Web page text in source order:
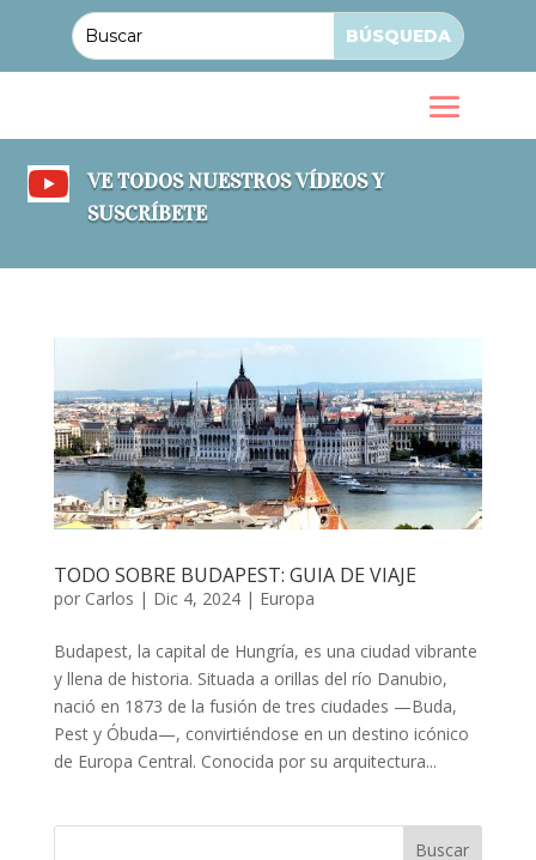

VE TODOS NUESTROS VÍDEOS Y
SUSCRÍBETE
TODO SOBRE BUDAPEST: GUIA DE VIAJE
por Carlos | Dic 4, 2024| Europa
Budapest, la capital de Hungría, es una ciudad vibrante
y llena de historia. Situada a orillas del río Danubio,
nació en 1873 de la fusión de tres ciudades —Buda,
Pest y Óbuda—, convirtiéndose en un destino icónico
de Europa Central. Conocida por su arquitectura...
Buscar